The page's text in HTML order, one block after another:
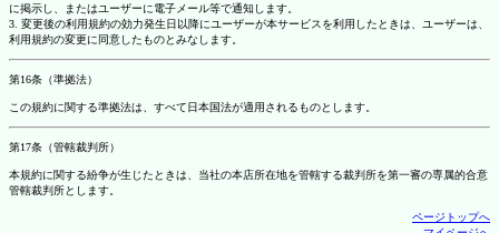
に掲示し、またはユーザーに電子メール等で通知します。
3. 変更後の利用規約の効力発生日以降にユーザーが本サービスを利用したときは、ユーザーは、
利用規約の変更に同意したものとみなします。
第16条（準拠法）
この規約に関する準拠法は、すべて日本国法が適用されるものとします。
第17条（管轄裁判所）
本規約に関する紛争が生じたときは、当社の本店所在地を管轄する裁判所を第一審の専属的合意
管轄裁判所とします。
ページトップへ